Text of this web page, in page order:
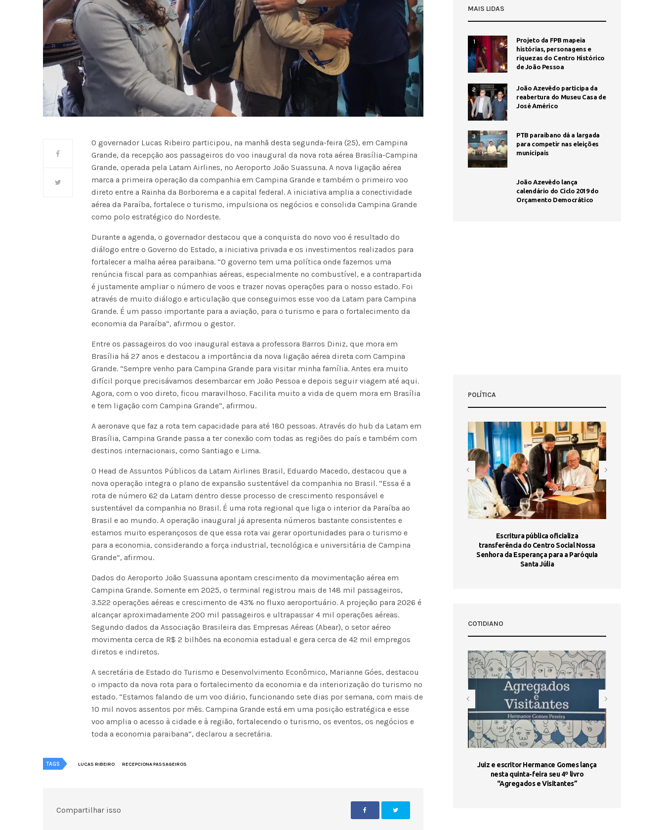
O governador Lucas Ribeiro participou, na manhã desta segunda-feira (25), em Campina
Grande, da recepção aos passageiros do voo inaugural da nova rota aérea Brasília-Campina
Grande, operada pela Latam Airlines, no Aeroporto João Suassuna. A nova ligação aérea
marca a primeira operação da companhia em Campina Grande e também o primeiro voo
direto entre a Rainha da Borborema e a capital federal. A iniciativa amplia a conectividade
aérea da Paraíba, fortalece o turismo, impulsiona os negócios e consolida Campina Grande
como polo estratégico do Nordeste.
Durante a agenda, o governador destacou que a conquista do novo voo é resultado do
diálogo entre o Governo do Estado, a iniciativa privada e os investimentos realizados para
fortalecer a malha aérea paraibana. “O governo tem uma política onde fazemos uma
renúncia fiscal para as companhias aéreas, especialmente no combustível, e a contrapartida
é justamente ampliar o número de voos e trazer novas operações para o nosso estado. Foi
através de muito diálogo e articulação que conseguimos esse voo da Latam para Campina
Grande. É um passo importante para a aviação, para o turismo e para o fortalecimento da
economia da Paraíba”, afirmou o gestor.
Entre os passageiros do voo inaugural estava a professora Barros Diniz, que mora em
Brasília há 27 anos e destacou a importância da nova ligação aérea direta com Campina
Grande. “Sempre venho para Campina Grande para visitar minha família. Antes era muito
difícil porque precisávamos desembarcar em João Pessoa e depois seguir viagem até aqui.
Agora, com o voo direto, ficou maravilhoso. Facilita muito a vida de quem mora em Brasília
e tem ligação com Campina Grande”, afirmou.
A aeronave que faz a rota tem capacidade para até 180 pessoas. Através do hub da Latam em
Brasília, Campina Grande passa a ter conexão com todas as regiões do país e também com
destinos internacionais, como Santiago e Lima.
O Head de Assuntos Públicos da Latam Airlines Brasil, Eduardo Macedo, destacou que a
nova operação integra o plano de expansão sustentável da companhia no Brasil. “Essa é a
rota de número 62 da Latam dentro desse processo de crescimento responsável e
sustentável da companhia no Brasil. É uma rota regional que liga o interior da Paraíba ao
Brasil e ao mundo. A operação inaugural já apresenta números bastante consistentes e
estamos muito esperançosos de que essa rota vai gerar oportunidades para o turismo e
para a economia, considerando a força industrial, tecnológica e universitária de Campina
Grande”, afirmou.
Dados do Aeroporto João Suassuna apontam crescimento da movimentação aérea em
Campina Grande. Somente em 2025, o terminal registrou mais de 148 mil passageiros,
3.522 operações aéreas e crescimento de 43% no fluxo aeroportuário. A projeção para 2026 é
alcançar aproximadamente 200 mil passageiros e ultrapassar 4 mil operações aéreas.
Segundo dados da Associação Brasileira das Empresas Aéreas (Abear), o setor aéreo
movimenta cerca de R$ 2 bilhões na economia estadual e gera cerca de 42 mil empregos
diretos e indiretos.
A secretária de Estado do Turismo e Desenvolvimento Econômico, Marianne Góes, destacou
o impacto da nova rota para o fortalecimento da economia e da interiorização do turismo no
estado. “Estamos falando de um voo diário, funcionando sete dias por semana, com mais de
10 mil novos assentos por mês. Campina Grande está em uma posição estratégica e esse
voo amplia o acesso à cidade e à região, fortalecendo o turismo, os eventos, os negócios e
toda a economia paraibana”, declarou a secretária.
TAGS LUCAS RIBEIRO RECEPCIONA PASSAGEIROS
Compartilhar isso
MAIS LIDAS
1
Projeto da FPB mapeia
histórias, personagens e
riquezas do Centro Histórico
de João Pessoa
2
João Azevêdo participa da
reabertura do Museu Casa de
José Américo
3
PTB paraibano dá a largada
para competir nas eleições
municipais
João Azevêdo lança
calendário do Ciclo 2019 do
Orçamento Democrático
POLÍTICA
Fátima Silva lança livro sobre a história
do rádio campinense no próximo dia 10
Escritura pública oficializa
transferência do Centro Social Nossa
Senhora da Esperança para a Paróquia
Santa Júlia
COTIDIANO
Juiz e escritor Hermance Gomes lança
nesta quinta-feira seu 4º livro
“Agregados e Visitantes”